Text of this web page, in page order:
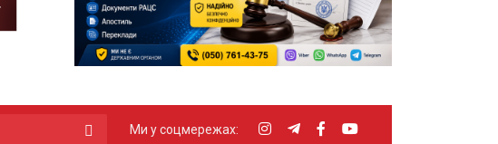
Ми у соцмережах: